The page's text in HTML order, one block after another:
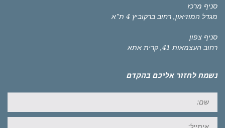
סניף מרכז
מגדל המוזיאון, רחוב ברקוביץ 4 ת"א
סניף צפון
רחוב העצמאות 41, קרית אתא
נשמח לחזור אליכם בהקדם